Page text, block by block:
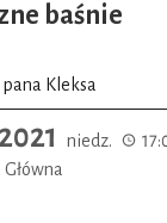
baśnie
Kleksa
niedz.